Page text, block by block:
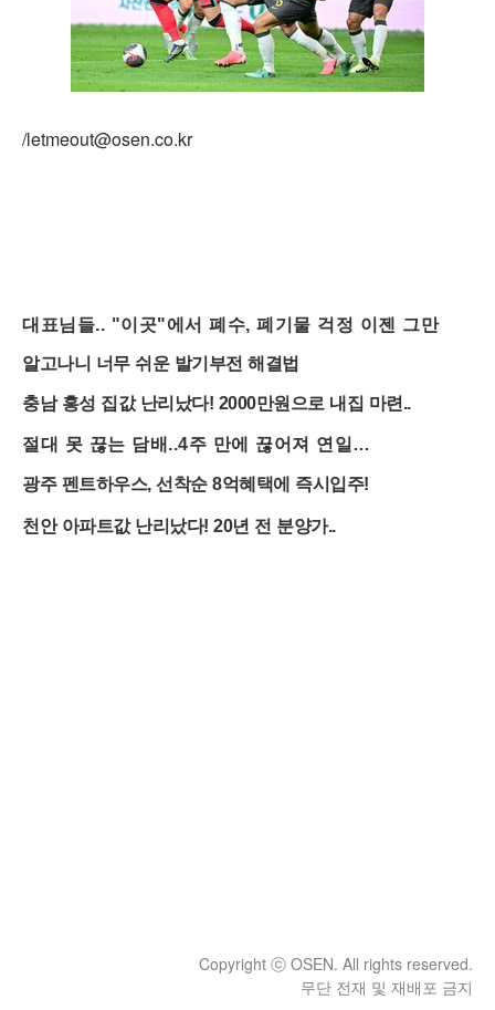
/letmeout@osen.co.kr
Copyright ⓒ OSEN. All rights reserved.
무단 전재 및 재배포 금지